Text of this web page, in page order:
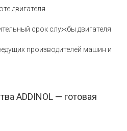
двигателя
срок службы двигателя
производителей машин и
ADDINOL — готовая